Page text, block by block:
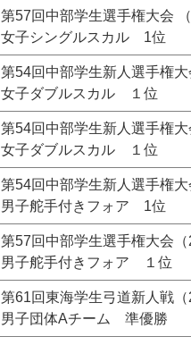
第57回中部学生選手権大会 （
女子シングルスカル 1位
第54回中部学生新人選手権大
女子ダブルスカル １位
第54回中部学生新人選手権大
女子ダブルスカル １位
第54回中部学生新人選手権大
男子舵手付きフォア 1位
第57回中部学生選手権大会（
男子舵手付きフォア １位
第61回東海学生弓道新人戦（
男子団体Aチーム 準優勝